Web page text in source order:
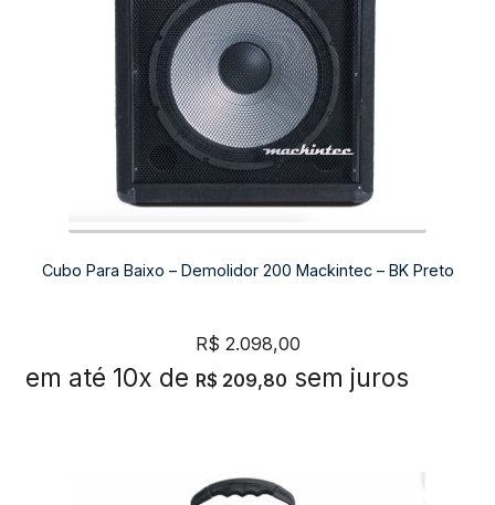
Cubo Para Baixo – Demolidor 200 Mackintec – BK Preto
R$ 2.098,00
em até 10x de R$ 209,80 sem juros